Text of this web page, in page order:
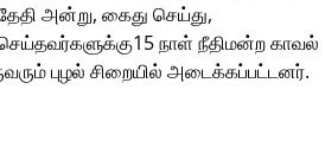
அன்று, கைது செய்து,
நாள் நீதிமன்ற காவல்
புழல் சிறையில் அடைக்கப்பட்டனர்.